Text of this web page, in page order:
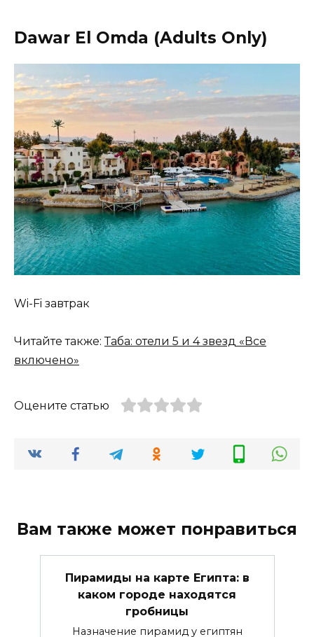
Dawar El Omda (Adults Only)
Wi-Fi завтрак
Читайте также:Таба: отели 5 и 4 звезд «Все
включено»
Оцените статью
Вам также может понравиться
Пирамиды на карте Египта: в
каком городе находятся
гробницы
Назначение пирамид у египтян